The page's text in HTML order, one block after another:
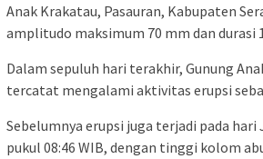
Anak Krakatau, Pasauran, Kabupaten
amplitudo maksimum 70 mm dan durasi
Dalam sepuluh hari terakhir, Gunung
tercatat mengalami aktivitas erupsi
Sebelumnya erupsi juga terjadi pada hari
pukul 08:46 WIB, dengan tinggi kolom